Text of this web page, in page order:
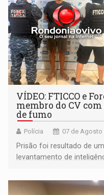
VÍDEO: FTICCO e
membro do CV
de fumo
Polícia 07 de Agosto
Prisão foi resultado de
levantamento de